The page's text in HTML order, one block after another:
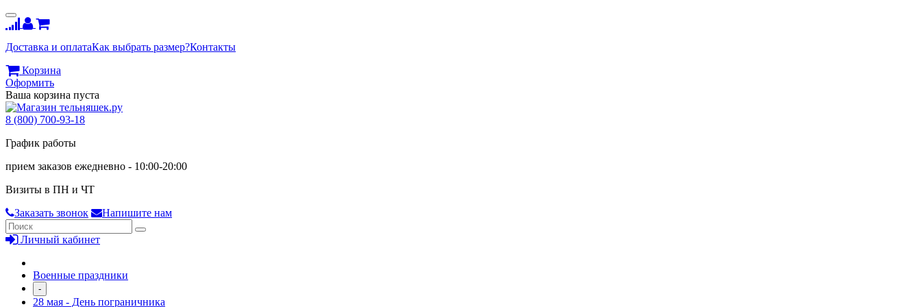
Доставка и оплатаКак выбрать размер?Контакты
Корзина
Оформить
Ваша корзина пуста
8 (800) 700-93-18
График работы
прием заказов ежедневно - 10:00-20:00
Визиты в ПН и ЧТ
Заказать звонок
Напишите нам
Личный кабинет
Военные праздники
-
28 мая - День пограничника